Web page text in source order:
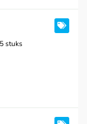
stuks